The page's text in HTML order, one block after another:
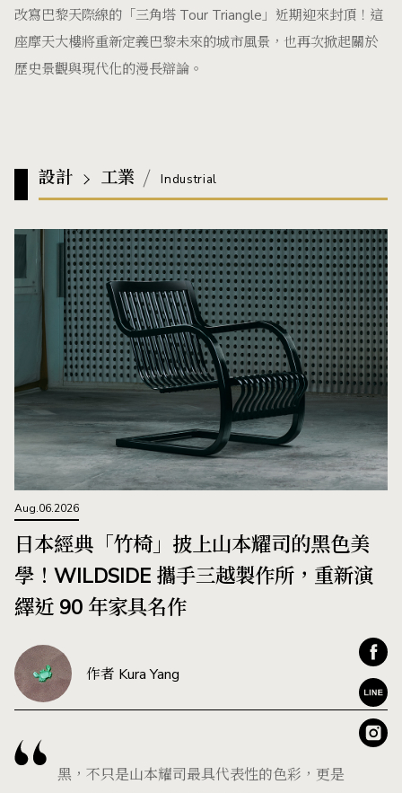
改寫巴黎天際線的「三角塔 Tour Triangle」近期迎來封頂！這
座摩天大樓將重新定義巴黎未來的城市風景，也再次掀起關於
歷史景觀與現代化的漫長辯論。
設計 工業 Industrial
Aug.06.2026
日本經典「竹椅」披上山本耀司的黑色美
學！WILDSIDE 攜手三越製作所，重新演
繹近 90 年家具名作
作者 Kura Yang
黑，不只是山本耀司最具代表性的色彩，更是